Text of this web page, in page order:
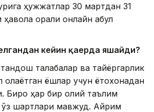
ҳужжатлар 30 мартдан 31
ҳавола орқали онлайн қабул
кейин қаерда яшайди?
талабалар ва тайёргарлик
олаётган ёшлар учун ётоқхонадан
Бироқ ҳар бир олий таълим
ўз шартлари мавжуд. Айрим